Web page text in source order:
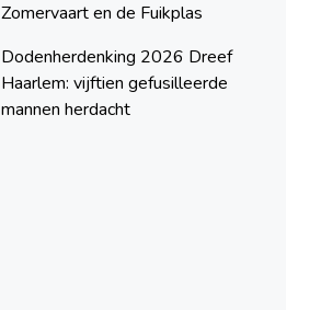
Zomervaart en de Fuikplas
Dodenherdenking 2026 Dreef
Haarlem: vijftien gefusilleerde
mannen herdacht